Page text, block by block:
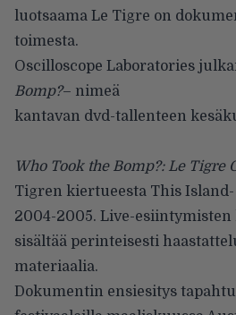
luotsaama Le Tigre on
toimesta.
Oscilloscope Laboratories
Bomp?– nimeä
kantavan dvd-tallenteen
Who Took the Bomp?: Le Tigre
Tigren kiertueesta This
2004-2005. Live-
sisältää perinteisesti
materiaalia.
Dokumentin ensiesitys